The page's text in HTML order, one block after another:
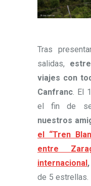
Tras
salidas,
viajes con
Canfranc. El
el fin de
nuestros
el “Tren
entre
internacional,
de 5 estrellas.